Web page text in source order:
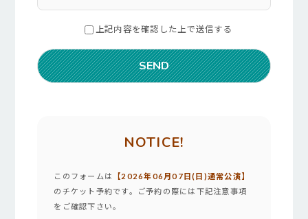
上記内容を確認した上で送信する
NOTICE!
このフォームは
【2026年06月07日(日)通常公演】
のチケット予約です。ご予約の際には下記注意事項
をご確認下さい。